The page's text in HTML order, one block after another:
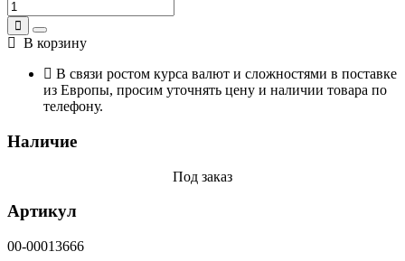
В корзину
В связи ростом курса валют и сложностями в поставке
из Европы, просим уточнять цену и наличии товара по
телефону.
Наличие
Под заказ
Артикул
00-00013666